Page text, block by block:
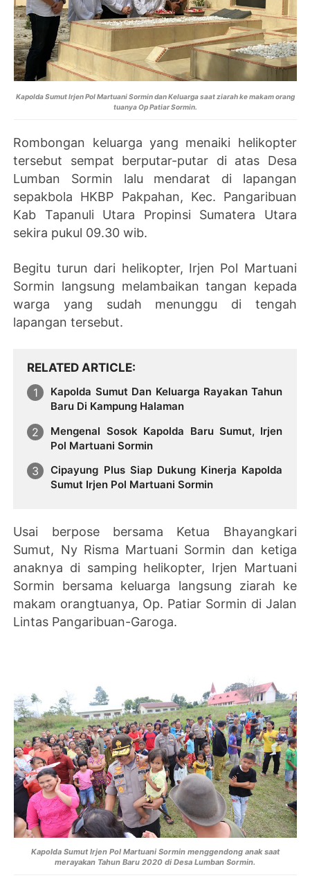
Kapolda Sumut Irjen Pol Martuani Sormin dan Keluarga saat ziarah ke makam orang
tuanya Op Patiar Sormin.
Rombongan keluarga yang menaiki helikopter
tersebut sempat berputar-putar di atas Desa
Lumban Sormin lalu mendarat di lapangan
sepakbola HKBP Pakpahan, Kec. Pangaribuan
Kab Tapanuli Utara Propinsi Sumatera Utara
sekira pukul 09.30 wib.
Begitu turun dari helikopter, Irjen Pol Martuani
Sormin langsung melambaikan tangan kepada
warga yang sudah menunggu di tengah
lapangan tersebut.
RELATED ARTICLE
Kapolda Sumut Dan Keluarga Rayakan Tahun
Baru Di Kampung Halaman
Mengenal Sosok Kapolda Baru Sumut, Irjen
Pol Martuani Sormin
Cipayung Plus Siap Dukung Kinerja Kapolda
Sumut Irjen Pol Martuani Sormin
Usai berpose bersama Ketua Bhayangkari
Sumut, Ny Risma Martuani Sormin dan ketiga
anaknya di samping helikopter, Irjen Martuani
Sormin bersama keluarga langsung ziarah ke
makam orangtuanya, Op. Patiar Sormin di Jalan
Lintas Pangaribuan-Garoga.
Kapolda Sumut Irjen Pol Martuani Sormin menggendong anak saat
merayakan Tahun Baru 2020 di Desa Lumban Sormin.